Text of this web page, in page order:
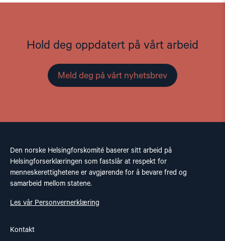
Hold deg oppdatert på vårt arbeid
Meld deg på vårt nyhetsbrev
Den norske Helsingforskomité baserer sitt arbeid på
Helsingforserklæringen som fastslår at respekt for
menneskerettighetene er avgjørende for å bevare fred og
samarbeid mellom statene.
Les vår Personvernerklæring
Kontakt